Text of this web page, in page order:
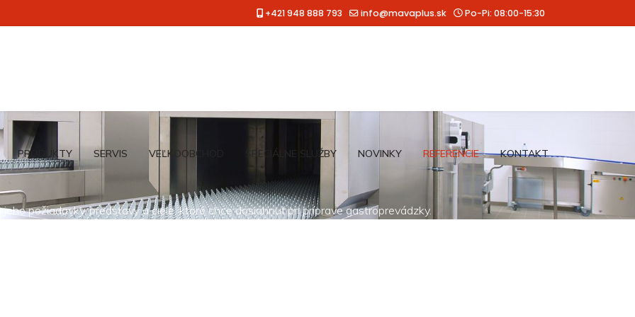
+421 948 888 793 info@mavaplus.sk Po-Pi: 08:00-15:30
PRODUKTY SERVIS VEĽKOOBCHOD ŠPECIÁLNE SLUŽBY NOVINKY REFERENCIE KONTAKT
požiadavky, predstavy a ciele, ktoré chce dosiahnuť pri príprave gastroprevádzky.